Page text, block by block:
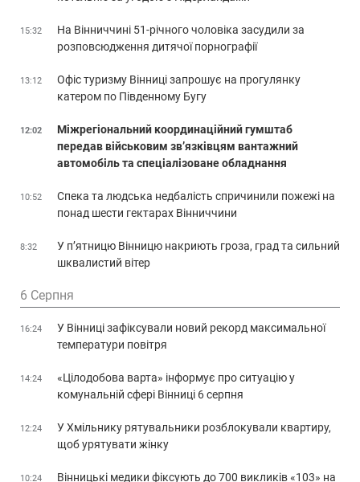
15:32
На Вінниччині 51-річного чоловіка засудили за
розповсюдження дитячої порнографії
13:12
Офіс туризму Вінниці запрошує на прогулянку
катером по Південному Бугу
12:02
Міжрегіональний координаційний гумштаб
передав військовим зв’язківцям вантажний
автомобіль та спеціалізоване обладнання
10:52
Спека та людська недбалість спричинили пожежі на
понад шести гектарах Вінниччини
8:32
У п’ятницю Вінницю накриють гроза, град та сильний
шквалистий вітер
6 Серпня
16:24
У Вінниці зафіксували новий рекорд максимальної
температури повітря
14:24
«Цілодобова варта» інформує про ситуацію у
комунальній сфері Вінниці 6 серпня
12:24
У Хмільнику рятувальники розблокували квартиру,
щоб урятувати жінку
10:24
Вінницькі медики фіксують до 700 викликів «103» на